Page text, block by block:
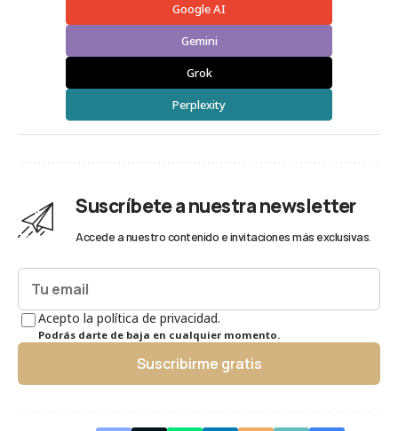
Google AI
Gemini
Grok
Perplexity
Suscríbete a nuestra newsletter
Accede a nuestro contenido e invitaciones más exclusivas.
Acepto la política de privacidad.
Podrás darte de baja en cualquier momento.
Suscribirme gratis